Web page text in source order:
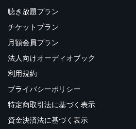
聴き放題プラン
チケットプラン
月額会員プラン
法人向けオーディオブック
利用規約
プライバシーポリシー
特定商取引法に基づく表示
資金決済法に基づく表示